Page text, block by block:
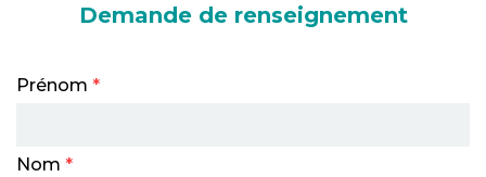
Demande de renseignement
Prénom *
Nom *